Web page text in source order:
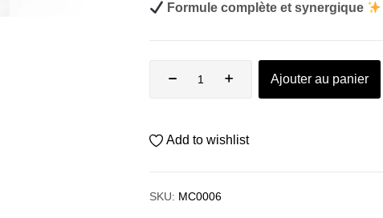
Formule complète et synergique
Ajouter au panier
Add to wishlist
SKU: MC0006